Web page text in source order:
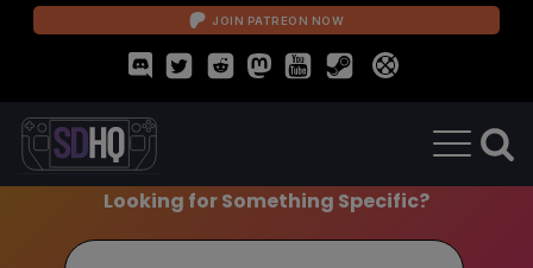
JOIN PATREON NOW
Looking for Something Specific?